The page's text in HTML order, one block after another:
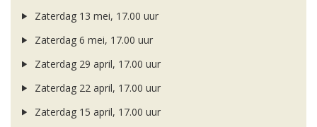
Zaterdag 13 mei, 17.00 uur
Zaterdag 6 mei, 17.00 uur
Zaterdag 29 april, 17.00 uur
Zaterdag 22 april, 17.00 uur
Zaterdag 15 april, 17.00 uur